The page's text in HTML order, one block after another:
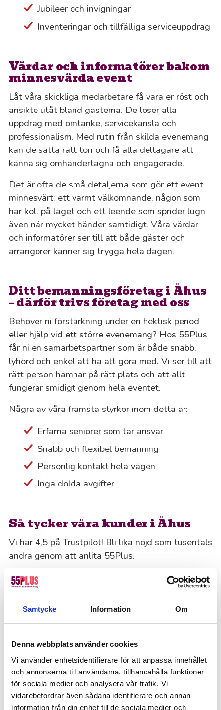
Samtycke Information Om
Denna webbplats använder cookies
Vi använder enhetsidentifierare för att anpassa innehållet
och annonserna till användarna, tillhandahålla funktioner
för sociala medier och analysera vår trafik. Vi
vidarebefordrar även sådana identifierare och annan
information från din enhet till de sociala medier och
Jubileer och invigningar
Inventeringar och tillfälliga serviceuppdrag
Värdar och informatörer bakom
minnesvärda event
Låt våra skickliga medarbetare få vara er röst och
ansikte utåt bland gästerna. De löser alla
uppdrag med omtanke, servicekänsla och
professionalism. Med rutin från skilda evenemang
kan de sätta rätt ton och få alla deltagare att
känna sig omhändertagna och engagerade.
Det är ofta de små detaljerna som gör ett event
minnesvärt: ett varmt välkomnande, någon som
har koll på läget och ett leende som sprider lugn
även när mycket händer samtidigt. Våra värdar
och informatörer ser till att både gäster och
arrangörer känner sig trygga hela dagen.
Ditt bemanningsföretag i Åhus
– därför trivs företag med oss
Behöver ni förstärkning under en hektisk period
eller hjälp vid ett större evenemang? Hos 55Plus
får ni en samarbetspartner som är både snabb,
lyhörd och enkel att ha att göra med. Vi ser till att
rätt person hamnar på rätt plats och att allt
fungerar smidigt genom hela eventet.
Några av våra främsta styrkor inom detta är:
Erfarna seniorer som tar ansvar
Snabb och flexibel bemanning
Personlig kontakt hela vägen
Inga dolda avgifter
Så tycker våra kunder i Åhus
Vi har 4,5 på Trustpilot! Bli lika nöjd som tusentals
andra genom att anlita 55Plus.
Offertförfrågan
Kanske du behöver hjälp med detta också?
Fastighetsskötsel
Kontorsstädning
Värdar, informatörer & bemanning
Hotell, kök & servering
Lager, logistik & industri
Ekonomi, administration, löner & HR